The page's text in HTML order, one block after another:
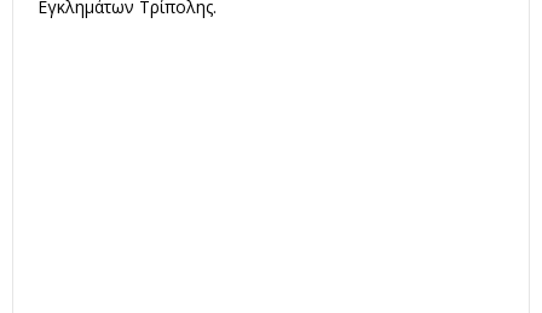
Εγκλημάτων Τρίπολης.